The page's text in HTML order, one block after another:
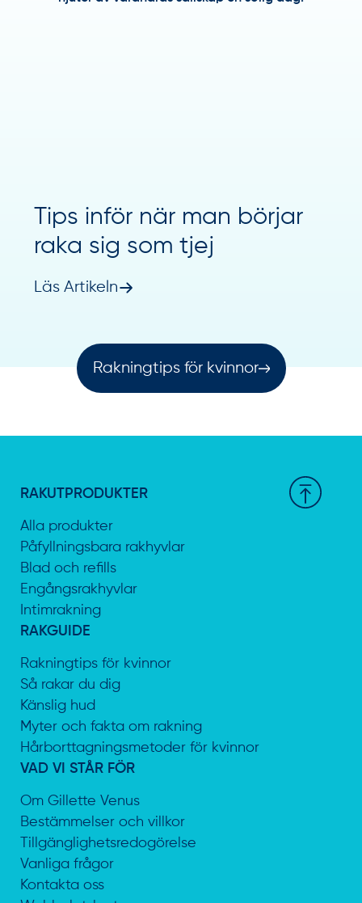
Tips inför när man börjar
raka sig som tjej
Läs Artikeln
Rakningtips för kvinnor
RAKUTPRODUKTER
Alla produkter
Påfyllningsbara rakhyvlar
Blad och refills
Engångsrakhyvlar
Intimrakning
RAKGUIDE
Rakningtips för kvinnor
Så rakar du dig
Känslig hud
Myter och fakta om rakning
Hårborttagningsmetoder för kvinnor
VAD VI STÅR FÖR
Om Gillette Venus
Bestämmelser och villkor
Tillgänglighetsredogörelse
Vanliga frågor
Kontakta oss